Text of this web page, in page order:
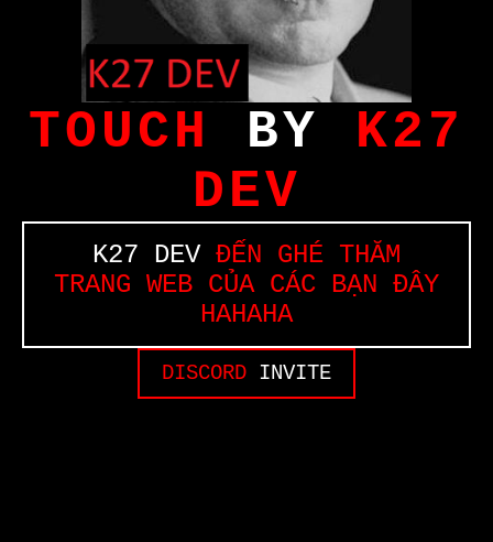
TOUCH BY K27
DEV
K27 DEVĐẾN GHÉ THĂM
TRANG WEB CỦA CÁC BẠN ĐÂY
HAHAHA
DISCORD INVITE